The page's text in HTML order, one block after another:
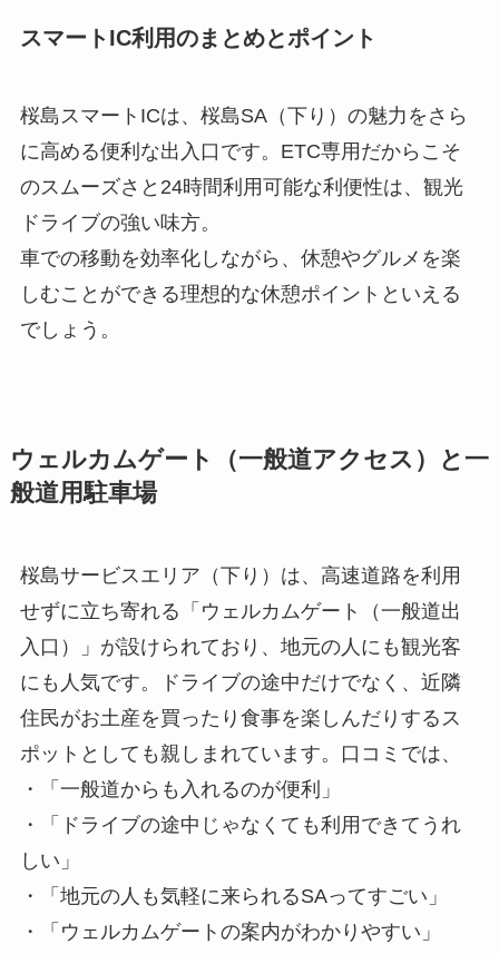
スマートIC利用のまとめとポイント
桜島スマートICは、桜島SA（下り）の魅力をさら
に高める便利な出入口です。ETC専用だからこそ
のスムーズさと24時間利用可能な利便性は、観光
ドライブの強い味方。
車での移動を効率化しながら、休憩やグルメを楽
しむことができる理想的な休憩ポイントといえる
でしょう。
ウェルカムゲート（一般道アクセス）と一
般道用駐車場
桜島サービスエリア（下り）は、高速道路を利用
せずに立ち寄れる「ウェルカムゲート（一般道出
入口）」が設けられており、地元の人にも観光客
にも人気です。ドライブの途中だけでなく、近隣
住民がお土産を買ったり食事を楽しんだりするス
ポットとしても親しまれています。口コミでは、
・「一般道からも入れるのが便利」
・「ドライブの途中じゃなくても利用できてうれ
しい」
・「地元の人も気軽に来られるSAってすごい」
・「ウェルカムゲートの案内がわかりやすい」